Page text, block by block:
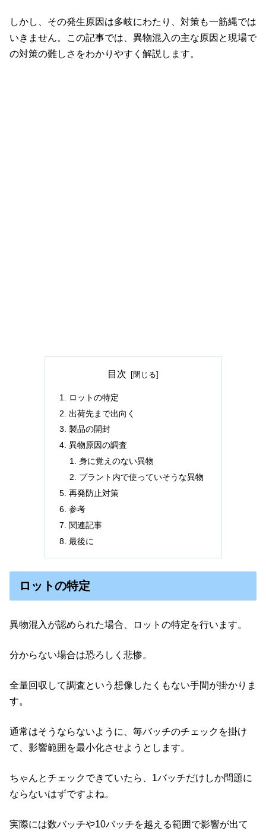
しかし、その発生原因は多岐にわたり、対策も一筋縄では
いきません。この記事では、異物混入の主な原因と現場で
の対策の難しさをわかりやすく解説します。
目次
ロットの特定
出荷先まで出向く
製品の開封
異物原因の調査
身に覚えのない異物
プラント内で使っていそうな異物
再発防止対策
参考
関連記事
最後に
ロットの特定
異物混入が認められた場合、ロットの特定を行います。
分からない場合は恐ろしく悲惨。
全量回収して調査という想像したくもない手間が掛かりま
す。
通常はそうならないように、毎バッチのチェックを掛け
て、影響範囲を最小化させようとします。
ちゃんとチェックできていたら、1バッチだけしか問題に
ならないはずですよね。
実際には数バッチや10バッチを越える範囲で影響が出て